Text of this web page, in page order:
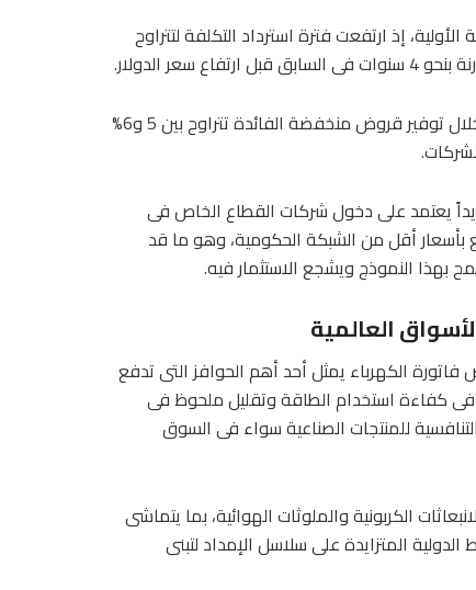
إذ ارتفعت فترة استرداد التكلفة لتتراوح
وأشار إلى أن تسريع وتيرة التحول يتطلب تدخلاً تمويلياً مباشرًا، من خلال توفير قروض منخفضة الفائدة تتراوح بين 5 و6%
يعتمد على دخول شركات القطاع الخاص فى
بأسعار أقل من الشبكة الحكومية، وهو ما قد
بهذا النموذج ويشجع الاستثمار فيه.
العالمية
الكهرباء يمثل أحد أهم الحوافز التى تدفع
فى كفاءة استخدام الطاقة وتقليل ملحوظ فى
للمنتجات الصناعية سواء فى السوق
الكربونية والملوثات الهوائية، بما يتماشى
المتزايدة على سلاسل الإمداد لتبنى